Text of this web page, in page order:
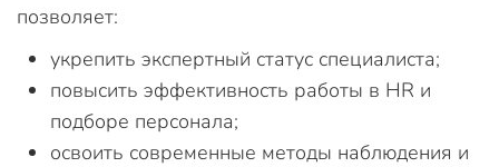
позволяет:
укрепить экспертный статус специалиста;
повысить эффективность работы в HR и
подборе персонала;
освоить современные методы наблюдения и